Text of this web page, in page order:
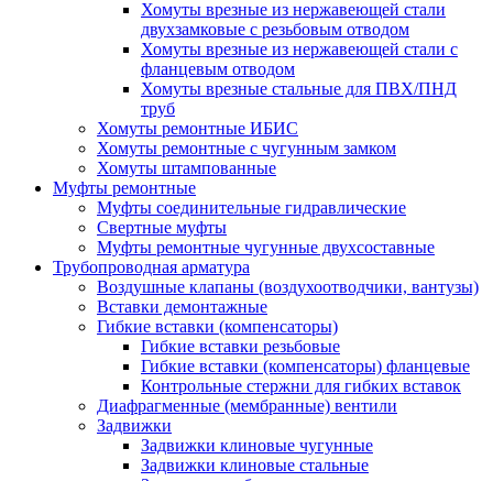
Хомуты врезные из нержавеющей стали
двухзамковые с резьбовым отводом
Хомуты врезные из нержавеющей стали с
фланцевым отводом
Хомуты врезные стальные для ПВХ/ПНД
труб
Хомуты ремонтные ИБИС
Хомуты ремонтные с чугунным замком
Хомуты штампованные
Муфты ремонтные
Муфты соединительные гидравлические
Свертные муфты
Муфты ремонтные чугунные двухсоставные
Трубопроводная арматура
Воздушные клапаны (воздухоотводчики, вантузы)
Вставки демонтажные
Гибкие вставки (компенсаторы)
Гибкие вставки резьбовые
Гибкие вставки (компенсаторы) фланцевые
Контрольные стержни для гибких вставок
Диафрагменные (мембранные) вентили
Задвижки
Задвижки клиновые чугунные
Задвижки клиновые стальные